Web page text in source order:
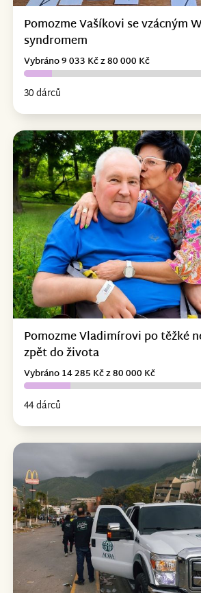
Pomozme Vašíkovi se vzácným
syndromem
30 dárců
Vybráno 9 033 Kč z 80 000 Kč
Pomozme Vladimírovi po těžké
zpět do života
44 dárců
Vybráno 14 285 Kč z 80 000 Kč